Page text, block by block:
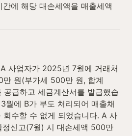
에 해당 대손세액을 매출세액
사업자가 2025년 7월에 거래처
원(부가세 500만 원, 합계
급하고 세금계산서를 발급했습
월에 B가 부도 처리되어 매출채
수할 수 없게 되었습니다. A 사
신고(7월) 시 대손세액 500만